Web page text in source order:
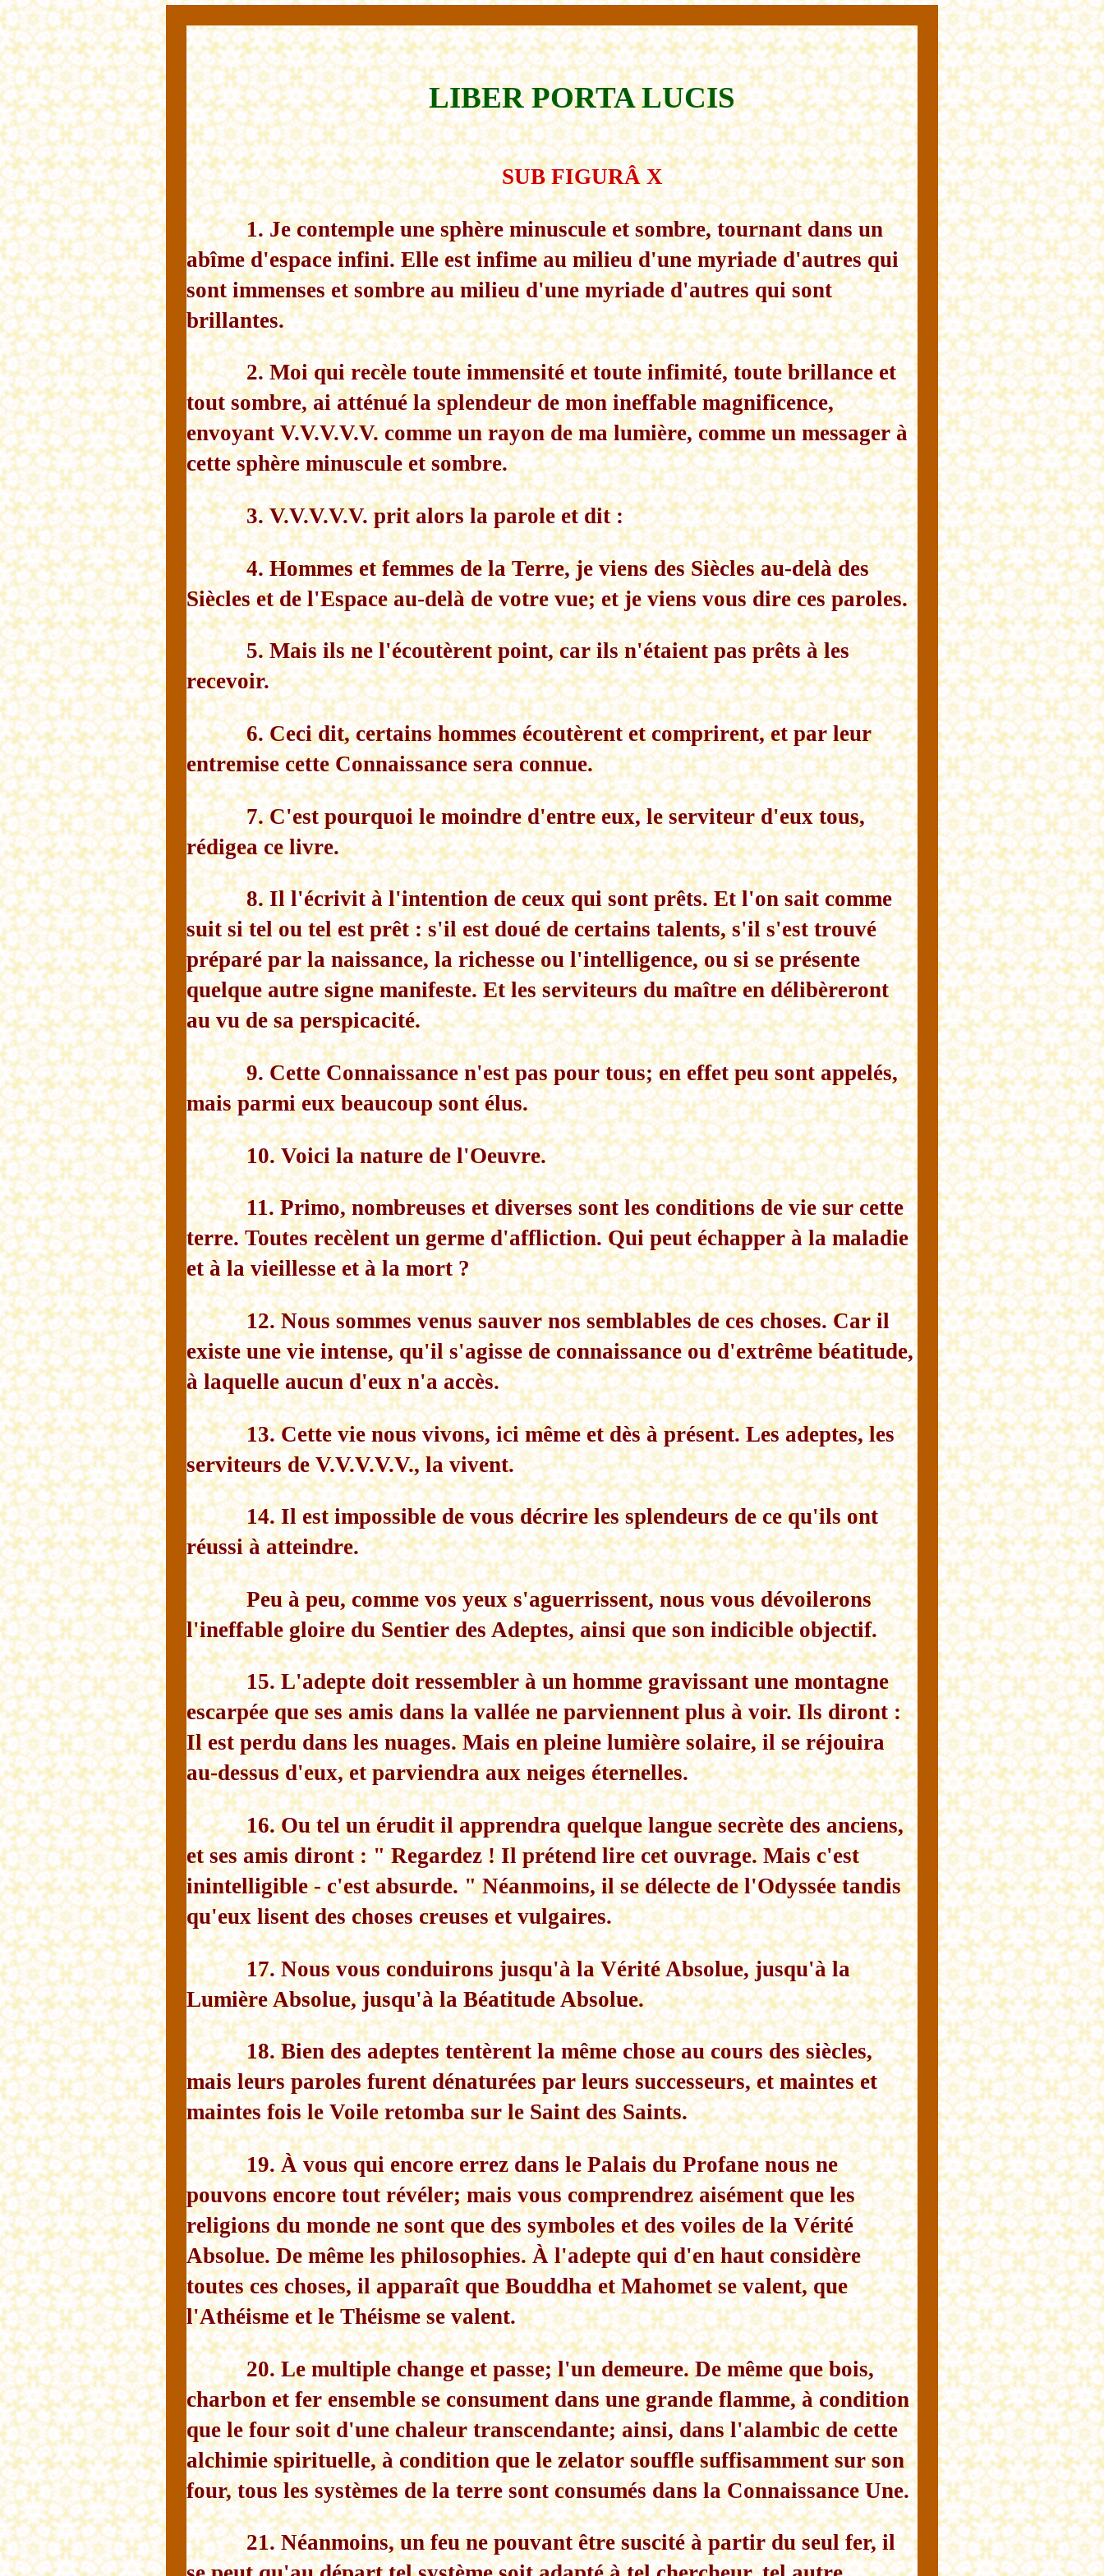
LIBER PORTA LUCIS
SUB FIGURÂ X
1. Je contemple une sphère minuscule et sombre, tournant dans un
abîme d'espace infini. Elle est infime au milieu d'une myriade d'autres qui
sont immenses et sombre au milieu d'une myriade d'autres qui sont
brillantes.
2. Moi qui recèle toute immensité et toute infimité, toute brillance et
tout sombre, ai atténué la splendeur de mon ineffable magnificence,
envoyant V.V.V.V.V. comme un rayon de ma lumière, comme un messager à
cette sphère minuscule et sombre.
3. V.V.V.V.V. prit alors la parole et dit :
4. Hommes et femmes de la Terre, je viens des Siècles au-delà des
Siècles et de l'Espace au-delà de votre vue; et je viens vous dire ces paroles.
5. Mais ils ne l'écoutèrent point, car ils n'étaient pas prêts à les
recevoir.
6. Ceci dit, certains hommes écoutèrent et comprirent, et par leur
entremise cette Connaissance sera connue.
7. C'est pourquoi le moindre d'entre eux, le serviteur d'eux tous,
rédigea ce livre.
8. Il l'écrivit à l'intention de ceux qui sont prêts. Et l'on sait comme
suit si tel ou tel est prêt : s'il est doué de certains talents, s'il s'est trouvé
préparé par la naissance, la richesse ou l'intelligence, ou si se présente
quelque autre signe manifeste. Et les serviteurs du maître en délibèreront
au vu de sa perspicacité.
9. Cette Connaissance n'est pas pour tous; en effet peu sont appelés,
mais parmi eux beaucoup sont élus.
10. Voici la nature de l'Oeuvre.
11. Primo, nombreuses et diverses sont les conditions de vie sur cette
terre. Toutes recèlent un germe d'affliction. Qui peut échapper à la maladie
et à la vieillesse et à la mort ?
12. Nous sommes venus sauver nos semblables de ces choses. Car il
existe une vie intense, qu'il s'agisse de connaissance ou d'extrême béatitude,
à laquelle aucun d'eux n'a accès.
13. Cette vie nous vivons, ici même et dès à présent. Les adeptes, les
serviteurs de V.V.V.V.V., la vivent.
14. Il est impossible de vous décrire les splendeurs de ce qu'ils ont
réussi à atteindre.
Peu à peu, comme vos yeux s'aguerrissent, nous vous dévoilerons
l'ineffable gloire du Sentier des Adeptes, ainsi que son indicible objectif.
15. L'adepte doit ressembler à un homme gravissant une montagne
escarpée que ses amis dans la vallée ne parviennent plus à voir. Ils diront :
Il est perdu dans les nuages. Mais en pleine lumière solaire, il se réjouira
au-dessus d'eux, et parviendra aux neiges éternelles.
16. Ou tel un érudit il apprendra quelque langue secrète des anciens,
et ses amis diront : " Regardez ! Il prétend lire cet ouvrage. Mais c'est
inintelligible - c'est absurde. " Néanmoins, il se délecte de l'Odyssée tandis
qu'eux lisent des choses creuses et vulgaires.
17. Nous vous conduirons jusqu'à la Vérité Absolue, jusqu'à la
Lumière Absolue, jusqu'à la Béatitude Absolue.
18. Bien des adeptes tentèrent la même chose au cours des siècles,
mais leurs paroles furent dénaturées par leurs successeurs, et maintes et
maintes fois le Voile retomba sur le Saint des Saints.
19. À vous qui encore errez dans le Palais du Profane nous ne
pouvons encore tout révéler; mais vous comprendrez aisément que les
religions du monde ne sont que des symboles et des voiles de la Vérité
Absolue. De même les philosophies. À l'adepte qui d'en haut considère
toutes ces choses, il apparaît que Bouddha et Mahomet se valent, que
l'Athéisme et le Théisme se valent.
20. Le multiple change et passe; l'un demeure. De même que bois,
charbon et fer ensemble se consument dans une grande flamme, à condition
que le four soit d'une chaleur transcendante; ainsi, dans l'alambic de cette
alchimie spirituelle, à condition que le zelator souffle suffisamment sur son
four, tous les systèmes de la terre sont consumés dans la Connaissance Une.
21. Néanmoins, un feu ne pouvant être suscité à partir du seul fer, il